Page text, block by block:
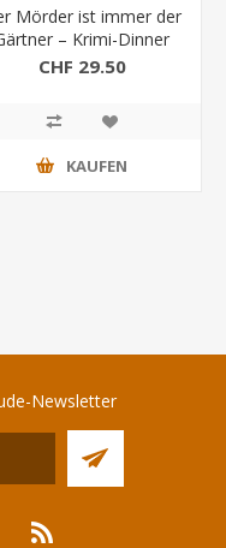
Mörder ist immer der
– Krimi-Dinner
Spiel für 4 Personen
CHF 29.50
KAUFEN
Newsletter